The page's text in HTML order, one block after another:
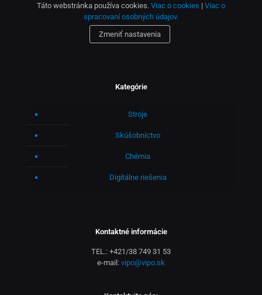
Táto webstránka používa cookies. Viac o cookies | Viac o
spracovaní osobných údajov.
Zmeniť nastavenia
Kategórie
Stroje
Skúšobníctvo
Chémia
Digitálne riešenia
Kontaktné informácie
TEL.: +421/38 749 31 53
e-mail: vipo@vipo.sk